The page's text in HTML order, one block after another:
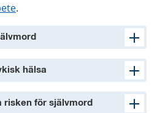
.
hälsa
risken för självmord